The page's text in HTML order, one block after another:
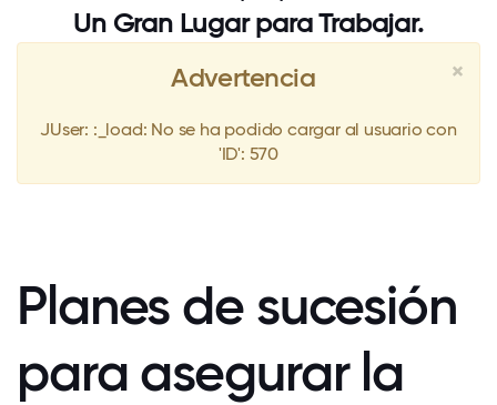
Un Gran Lugar para Trabajar.
×
Advertencia
JUser: :_load: No se ha podido cargar al usuario con
'ID': 570
Planes de sucesión
para asegurar la